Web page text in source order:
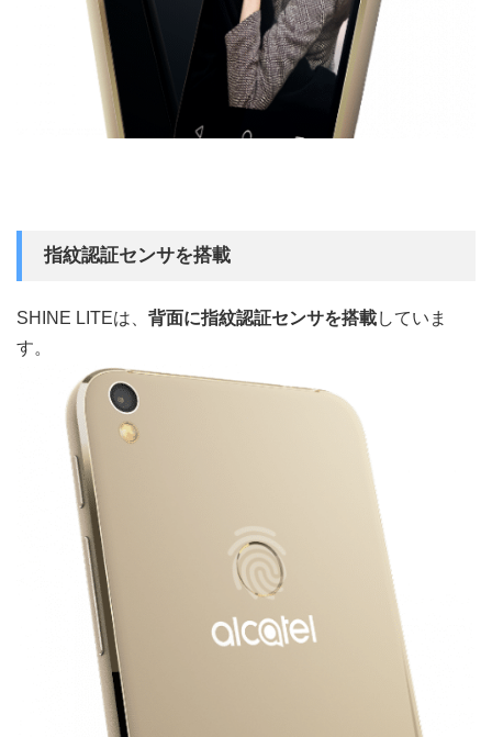
指紋認証センサを搭載
SHINE LITEは、 背面に指紋認証センサを搭載していま
す。